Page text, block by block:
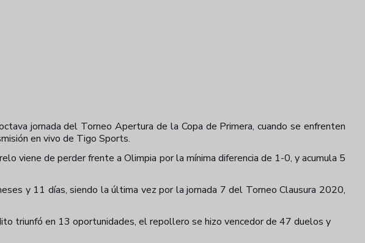
jornada del Torneo Apertura de la Copa de Primera, cuando se enfrenten
en vivo de Tigo Sports.
viene de perder frente a Olimpia por la mínima diferencia de 1-0, y acumula 5
y 11 días, siendo la última vez por la jornada 7 del Torneo Clausura 2020,
triunfó en 13 oportunidades, el repollero se hizo vencedor de 47 duelos y